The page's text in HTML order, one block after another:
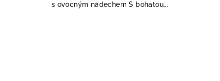
s ovocným nádechem S bohatou...